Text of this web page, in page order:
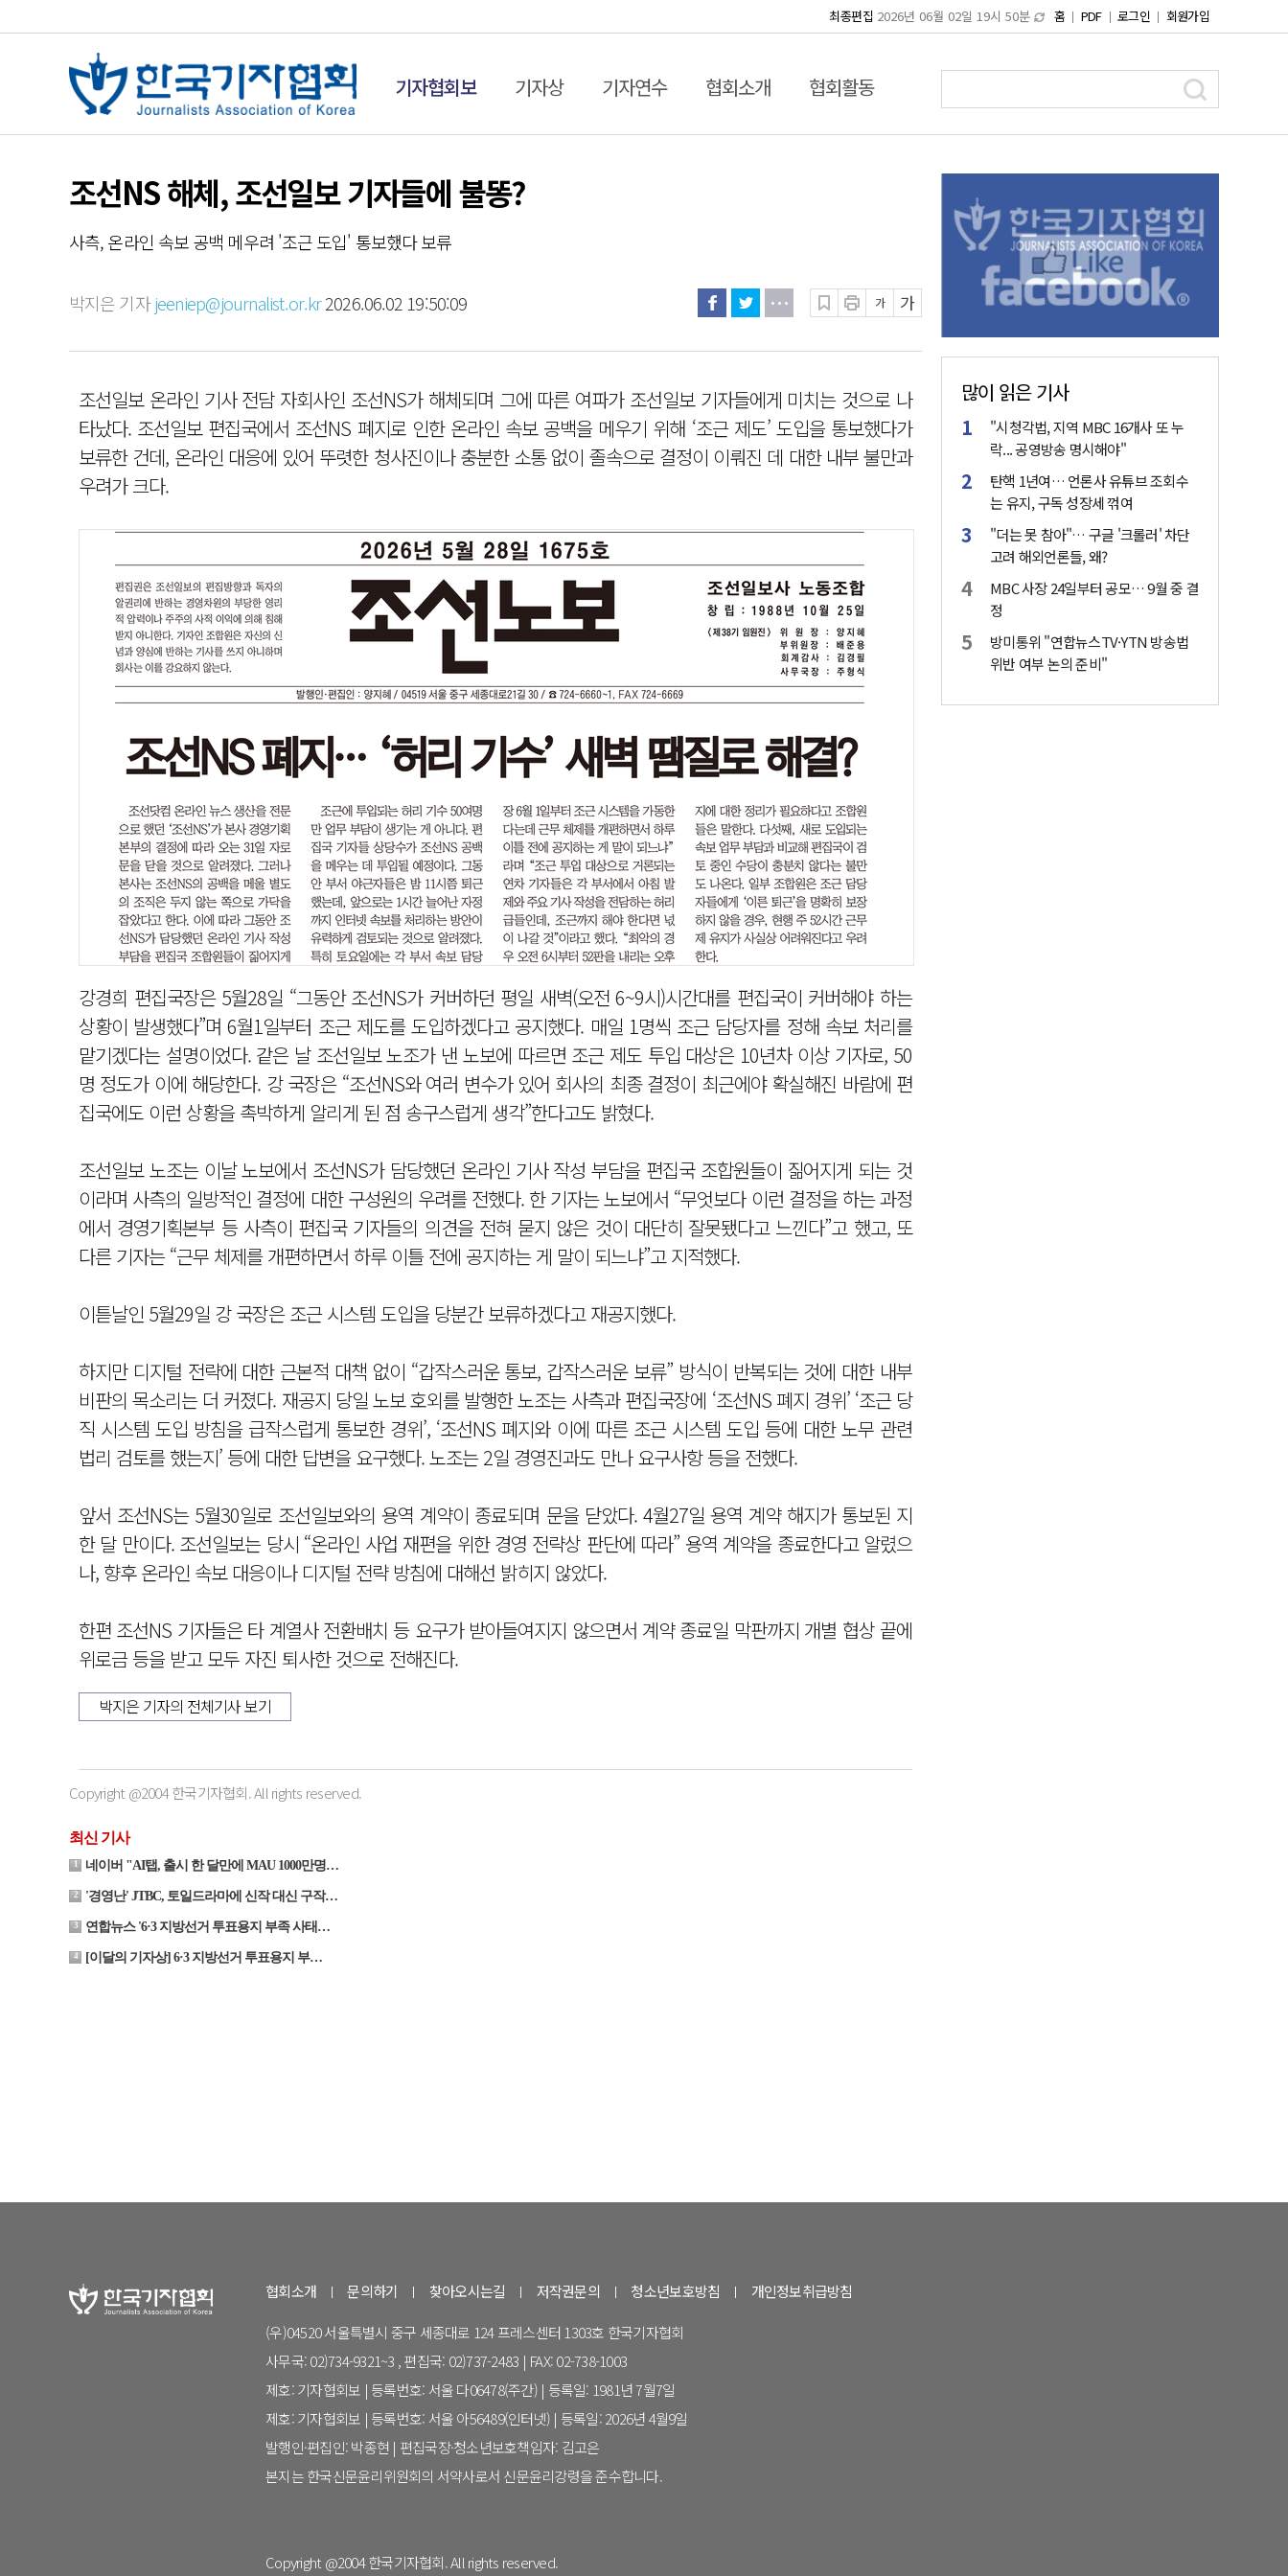
홈 PDF 로그인 회원가입
최종편집 2026년 06월 02일 19시 50분
기자협회보 기자상 기자연수 협회소개 협회활동
조선NS 해체, 조선일보 기자들에 불똥?
사측, 온라인 속보 공백 메우려 '조근 도입' 통보했다 보류
박지은 기자 jeeniep@journalist.or.kr2026.06.02 19:50:09 가 가
조선일보 온라인 기사 전담 자회사인 조선NS가 해체되며 그에 따른 여파가 조선일보 기자들에게 미치는 것으로 나
타났다. 조선일보 편집국에서 조선NS 폐지로 인한 온라인 속보 공백을 메우기 위해 ‘조근 제도’ 도입을 통보했다가
보류한 건데, 온라인 대응에 있어 뚜렷한 청사진이나 충분한 소통 없이 졸속으로 결정이 이뤄진 데 대한 내부 불만과
우려가 크다.
강경희 편집국장은 5월28일 “그동안 조선NS가 커버하던 평일 새벽(오전 6~9시)시간대를 편집국이 커버해야 하는
상황이 발생했다”며 6월1일부터 조근 제도를 도입하겠다고 공지했다. 매일 1명씩 조근 담당자를 정해 속보 처리를
맡기겠다는 설명이었다. 같은 날 조선일보 노조가 낸 노보에 따르면 조근 제도 투입 대상은 10년차 이상 기자로, 50
명 정도가 이에 해당한다. 강 국장은 “조선NS와 여러 변수가 있어 회사의 최종 결정이 최근에야 확실해진 바람에 편
집국에도 이런 상황을 촉박하게 알리게 된 점 송구스럽게 생각”한다고도 밝혔다.
조선일보 노조는 이날 노보에서 조선NS가 담당했던 온라인 기사 작성 부담을 편집국 조합원들이 짊어지게 되는 것
이라며 사측의 일방적인 결정에 대한 구성원의 우려를 전했다. 한 기자는 노보에서 “무엇보다 이런 결정을 하는 과정
에서 경영기획본부 등 사측이 편집국 기자들의 의견을 전혀 묻지 않은 것이 대단히 잘못됐다고 느낀다”고 했고, 또
다른 기자는 “근무 체제를 개편하면서 하루 이틀 전에 공지하는 게 말이 되느냐”고 지적했다.
이튿날인 5월29일 강 국장은 조근 시스템 도입을 당분간 보류하겠다고 재공지했다.
하지만 디지털 전략에 대한 근본적 대책 없이 “갑작스러운 통보, 갑작스러운 보류” 방식이 반복되는 것에 대한 내부
비판의 목소리는 더 커졌다. 재공지 당일 노보 호외를 발행한 노조는 사측과 편집국장에 ‘조선NS 폐지 경위’ ‘조근 당
직 시스템 도입 방침을 급작스럽게 통보한 경위’, ‘조선NS 폐지와 이에 따른 조근 시스템 도입 등에 대한 노무 관련
법리 검토를 했는지’ 등에 대한 답변을 요구했다. 노조는 2일 경영진과도 만나 요구사항 등을 전했다.
앞서 조선NS는 5월30일로 조선일보와의 용역 계약이 종료되며 문을 닫았다. 4월27일 용역 계약 해지가 통보된 지
한 달 만이다. 조선일보는 당시 “온라인 사업 재편을 위한 경영 전략상 판단에 따라” 용역 계약을 종료한다고 알렸으
나, 향후 온라인 속보 대응이나 디지털 전략 방침에 대해선 밝히지 않았다.
한편 조선NS 기자들은 타 계열사 전환배치 등 요구가 받아들여지지 않으면서 계약 종료일 막판까지 개별 협상 끝에
위로금 등을 받고 모두 자진 퇴사한 것으로 전해진다.
박지은 기자의 전체기사 보기
Copyright @2004 한국기자협회. All rights reserved.
많이 읽은 기사
"시청각법, 지역 MBC 16개사 또 누
락... 공영방송 명시해야"
탄핵 1년여… 언론사 유튜브 조회수
는 유지, 구독 성장세 꺾여
"더는 못 참아"… 구글 '크롤러' 차단
고려 해외언론들, 왜?
MBC 사장 24일부터 공모… 9월 중 결
정
방미통위 "연합뉴스TV·YTN 방송법
위반 여부 논의 준비"
협회소개 문의하기 찾아오시는길 저작권문의 청소년보호방침 개인정보취급방침
(우)04520 서울특별시 중구 세종대로 124 프레스센터 1303호 한국기자협회
사무국: 02)734-9321~3 , 편집국: 02)737-2483 | FAX: 02-738-1003
제호: 기자협회보 | 등록번호: 서울 다06478(주간) | 등록일: 1981년 7월7일
제호: 기자협회보 | 등록번호: 서울 아56489(인터넷) | 등록일: 2026년 4월9일
발행인·편집인: 박종현 | 편집국장·청소년보호책임자: 김고은
본지는 한국신문윤리위원회의 서약사로서 신문윤리강령을 준수합니다.
Copyright @2004 한국기자협회. All rights reserved.